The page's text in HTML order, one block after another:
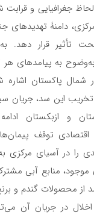
جغرافیایی و قرابت
دامنۀ تهدیدهای
تأثیر قرار دهد.
به پیامدهای هر
شمال پاکستان
این سد، جریان
و ازبکستان
توقف
را در آسیای مرکزی
موجود، منابع آبی
۴۰ درصد از محصولات گندم
در جریان آن